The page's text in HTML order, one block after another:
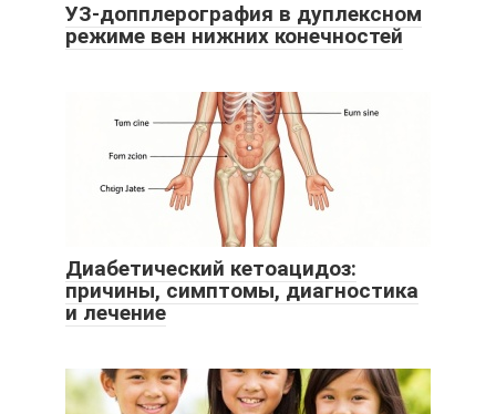
УЗ-допплерография в дуплексном
режиме вен нижних конечностей
Диабетический кетоацидоз:
причины, симптомы, диагностика
и лечение